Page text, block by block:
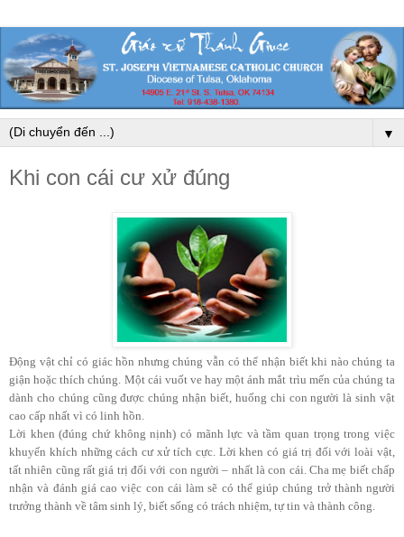
▼
Khi con cái cư xử đúng
Động vật chỉ có giác hồn nhưng chúng vẫn có thể nhận biết khi nào chúng ta
giận hoặc thích chúng. Một cái vuốt ve hay một ánh mắt trìu mến của chúng ta
dành cho chúng cũng được chúng nhận biết, huống chi con người là sinh vật
cao cấp nhất vì có linh hồn.
Lời khen (đúng chứ không nịnh) có mãnh lực và tầm quan trọng trong việc
khuyến khích những cách cư xử tích cực. Lời khen có giá trị đối với loài vật,
tất nhiên cũng rất giá trị đối với con người – nhất là con cái. Cha mẹ biết chấp
nhận và đánh giá cao việc con cái làm sẽ có thể giúp chúng trở thành người
trưởng thành về tâm sinh lý, biết sống có trách nhiệm, tự tin và thành công.